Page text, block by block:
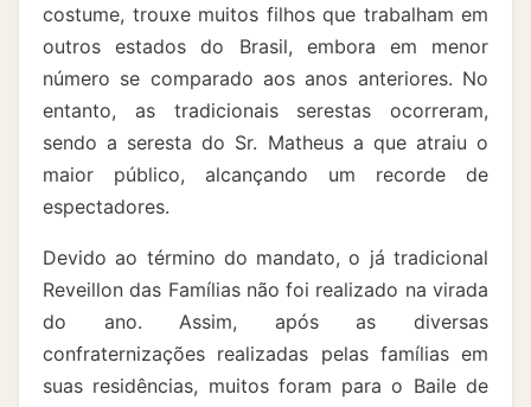
costume, trouxe muitos filhos que trabalham em
outros estados do Brasil, embora em menor
número se comparado aos anos anteriores. No
entanto, as tradicionais serestas ocorreram,
sendo a seresta do Sr. Matheus a que atraiu o
maior público, alcançando um recorde de
espectadores.
Devido ao término do mandato, o já tradicional
Reveillon das Famílias não foi realizado na virada
do ano. Assim, após as diversas
confraternizações realizadas pelas famílias em
suas residências, muitos foram para o Baile de